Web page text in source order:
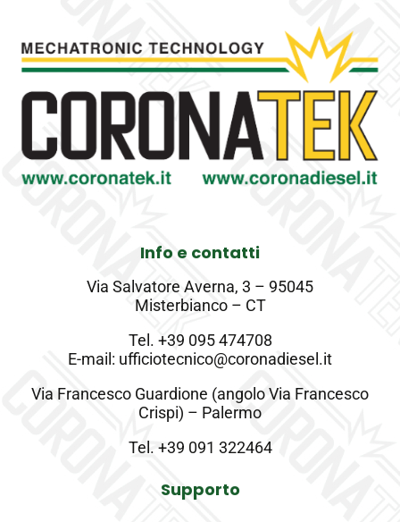
Info e contatti
Via Salvatore Averna, 3 – 95045
Misterbianco – CT
Tel. +39 095 474708
E-mail: ufficiotecnico@coronadiesel.it
Via Francesco Guardione (angolo Via Francesco
Crispi) – Palermo
Tel. +39 091 322464
Supporto